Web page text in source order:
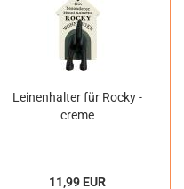
Leinenhalter für Rocky -
creme
11,99 EUR